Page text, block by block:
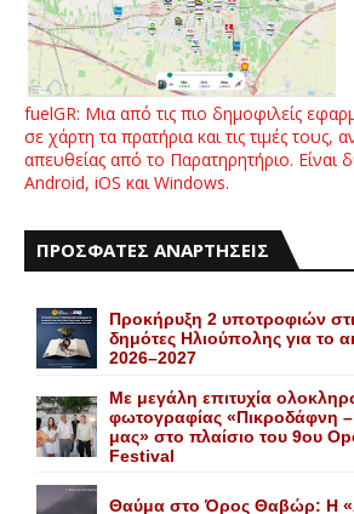
fuelGR: Μια από τις πιο δημοφιλείς
σε χάρτη τα πρατήρια και τις τιμές τους,
απευθείας από το Παρατηρητήριο. Είναι
Android, iOS και Windows.
ΠΡΟΣΦΑΤΕΣ ΑΝΑΡΤΗΣΕΙΣ
Προκήρυξη 2 υποτροφιών
δημότες Ηλιούπολης για το
2026–2027
Με μεγάλη επιτυχία
φωτογραφίας «Πικροδάφνη
μας» στο πλαίσιο του 9ου
Festival
Θαύμα στο Όρος Θαβώρ: H